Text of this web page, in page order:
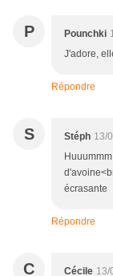
P Pounchki
J'adore,
Répondre
S Stéph 13/
écrasante
Répondre
C Cécile 13/